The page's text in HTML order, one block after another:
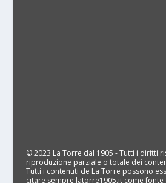
© 2023 La Torre dal 1905 - Tutti i diritti
riproduzione parziale o totale dei
Tutti i contenuti de La Torre possono
citare sempre latorre1905.it come fonte